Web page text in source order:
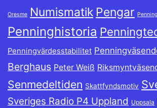
Oresme Numismatik Pengar
Penninghistoria
Penningvärdesstabilitet
Berghaus Peter Weiß
Senmedeltiden Skattfyndsmotiv
Sveriges Radio P4 Uppland Uppsala